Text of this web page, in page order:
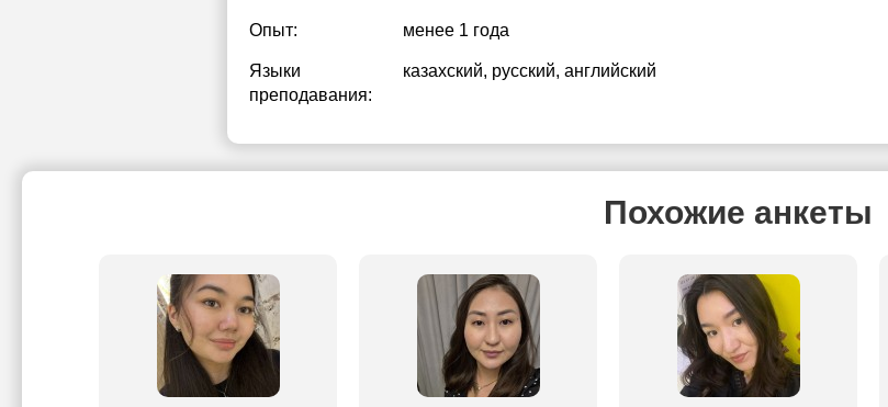
Опыт: менее 1 года
Языки
преподавания:
казахский, русский, английский
Похожие анкеты